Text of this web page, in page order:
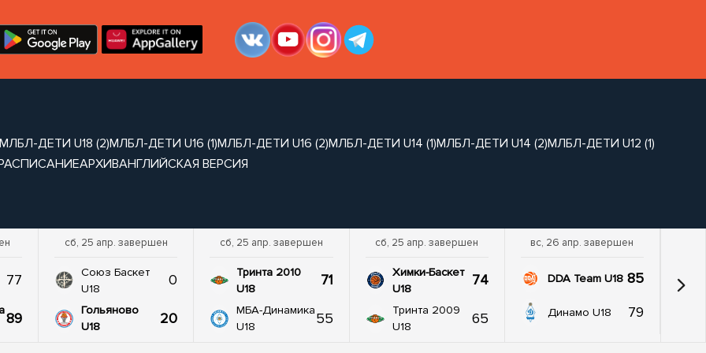
МЛБЛ-ДЕТИ U18 (2)МЛБЛ-ДЕТИ U16 (1)МЛБЛ-ДЕТИ U16 (2)МЛБЛ-ДЕТИ U14 (1)МЛБЛ-ДЕТИ U14 (2)МЛБЛ-ДЕТИ U12 (1)
АРХИВАНГЛИЙСКАЯ ВЕРСИЯ
77
89
сб, 25 апр. завершен
Союз Баскет
U18
0
Гольяново
U18
20
сб, 25 апр. завершен
Тринта 2010
U18
71
МБА-Динамика
U18
55
сб, 25 апр. завершен
Химки-Баскет
U18
74
Тринта 2009
U18
65
вс, 26 апр. завершен
DDA Team U18 85
Динамо U18 79